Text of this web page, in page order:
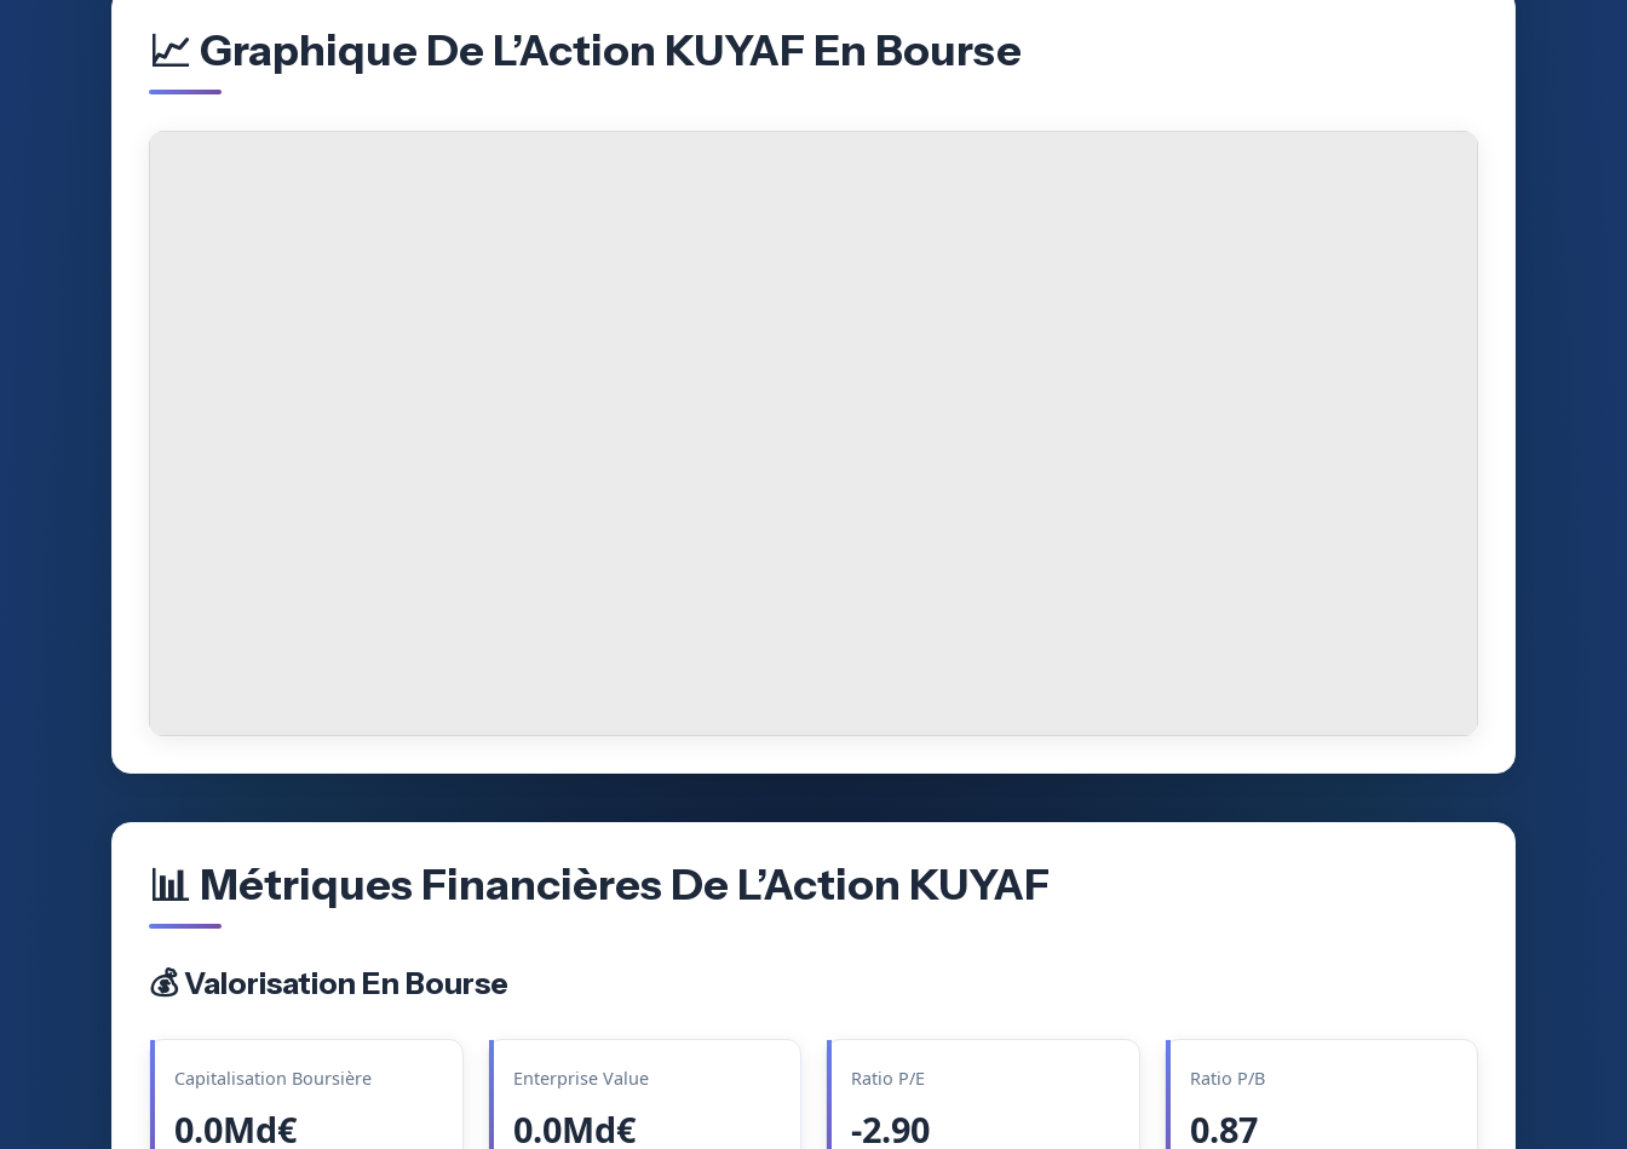
📈 Graphique De L’Action KUYAF En Bourse
📊 Métriques Financières De L’Action KUYAF
💰 Valorisation En Bourse
Capitalisation Boursière
0.0Md€
Enterprise Value
0.0Md€
Ratio P/E
-2.90
Ratio P/B
0.87